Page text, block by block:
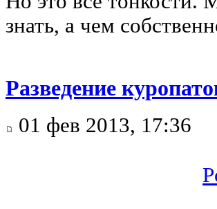
знать, а чем
Разведение
01 фев 2013, 17:36